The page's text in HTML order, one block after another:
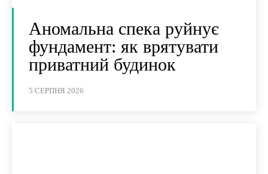
Аномальна спека руйнує
фундамент: як врятувати
приватний будинок
5 СЕРПНЯ 2026